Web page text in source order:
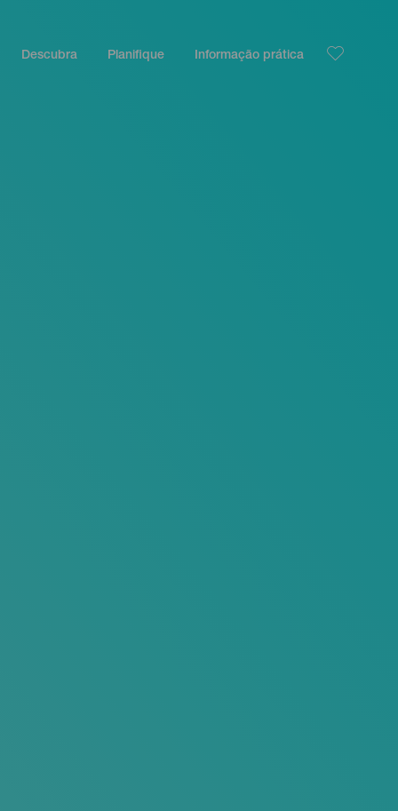
Descubra Planifique Informação prática